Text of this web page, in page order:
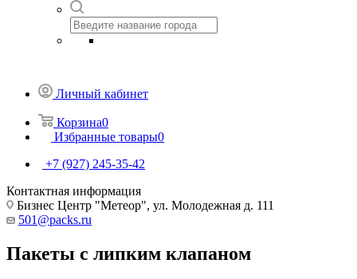
Личный кабинет
Корзина0
Избранные товары0
+7 (927) 245-35-42
Контактная информация
Бизнес Центр "Метеор", ул. Молодежная д. 111
501@packs.ru
Пакеты с липким клапаном